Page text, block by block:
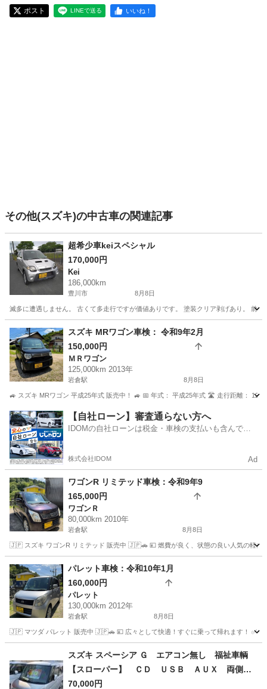
ポスト LINEで送る いいね！
その他(スズキ)の中古車の関連記事
超希少車keiスペシャル
170,000円
Kei
186,000km
豊川市 8月8日
滅多に遭遇しません。 古くて多走行ですが価値ありです。 塗装クリア剥げあり。 前
愛知 豊川市 Kei
スズキ MRワゴン車検： 令和9年2月
150,000円
ＭＲワゴン
125,000km 2013年
岩倉駅 8月8日
🚙 スズキ MRワゴン 平成25年式 販売中！ 🚙 📅 年式： 平成25年式 🛣️ 走行距離：
愛知 岩倉市 岩倉駅 ＭＲワゴン 走行距離
【自社ローン】審査通らない方へ
IDOMの自社ローンは税金・車検の支払いも含んでい
株式会社IDOM Ad
ワゴンR リミテッド車検：令和9年9
165,000円
ワゴンＲ
80,000km 2010年
岩倉駅 8月8日
🇯🇵 スズキ ワゴンR リミテッド 販売中 🇯🇵🚗 💴 燃費が良く、状態の良い人気の軽自
愛知 岩倉市 岩倉駅 ワゴンＲ ワゴンR
パレット車検：令和10年1月
160,000円
パレット
130,000km 2012年
岩倉駅 8月8日
🇯🇵 マツダ パレット 販売中 🇯🇵🚗 💴 広々として快適！すぐに乗って帰れます！ ✅ 年
岩倉駅 パレット
スズキ スペーシア Ｇ エアコン無し 福祉車輌
【スローパー】 ＣＤ ＵＳＢ ＡＵＸ 両側ス
ライドドア スマートキー アイドリングストッ
70,000円